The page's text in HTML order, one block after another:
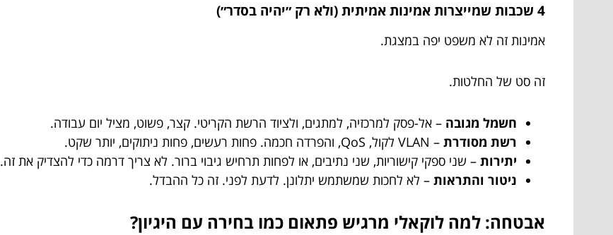
4 שכבות שמייצרות אמינות אמיתית (ולא רק ״יהיה בסדר״)
אמינות זה לא משפט יפה במצגת.
זה סט של החלטות.
חשמל מגובה – אל-פסק למרכזיה, למתגים, ולציוד הרשת הקריטי. קצר, פשוט, מציל יום עבודה.
רשת מסודרת – VLAN לקול, QoS, והפרדה חכמה. פחות רעשים, פחות ניתוקים, יותר שקט.
יתירות – שני ספקי קישוריות, שני נתיבים, או לפחות תרחיש גיבוי ברור. לא צריך דרמה כדי להצדיק את זה.
ניטור והתראות – לא לחכות שמשתמש יתלונן. לדעת לפני. זה כל ההבדל.
אבטחה: למה לוקאלי מרגיש פתאום כמו בחירה עם היגיון?